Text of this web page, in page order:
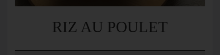
RIZ AU POULET